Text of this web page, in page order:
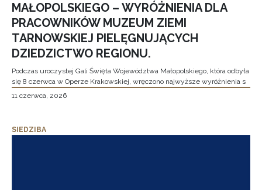
MAŁOPOLSKIEGO – WYRÓŻNIENIA DLA
PRACOWNIKÓW MUZEUM ZIEMI
TARNOWSKIEJ PIELĘGNUJĄCYCH
DZIEDZICTWO REGIONU.
Podczas uroczystej Gali Święta Województwa Małopolskiego, która odbyła
się 8 czerwca w Operze Krakowskiej, wręczono najwyższe wyróżnienia s
11 czerwca, 2026
SIEDZIBA